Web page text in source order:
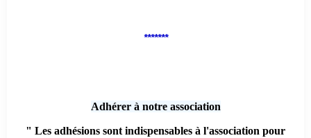
*******
Adhérer à notre association
" Les adhésions sont indispensables à l'association pour